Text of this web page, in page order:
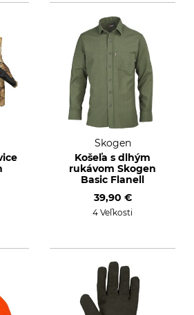
Skogen
Košeľa s dlhým
rukávom Skogen
Basic Flanell
39,90 €
4 Veľkosti